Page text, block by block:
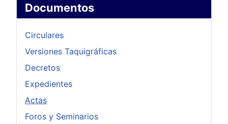
Documentos
Circulares
Versiones Taquigráficas
Decretos
Expedientes
Actas
Foros y Seminarios